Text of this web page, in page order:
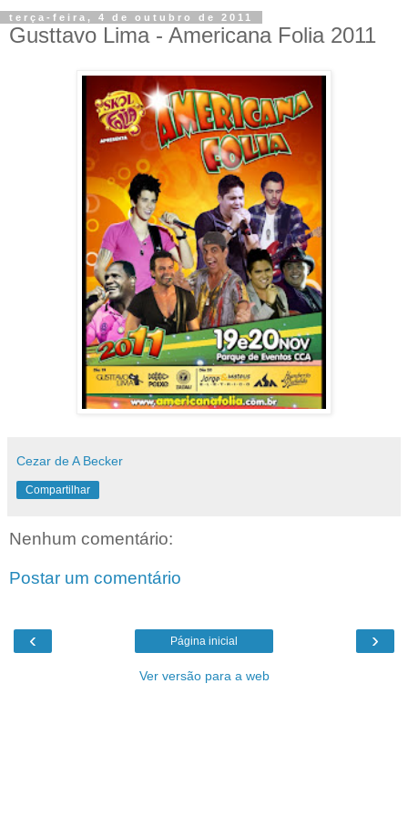
terça-feira, 4 de outubro de 2011
Gusttavo Lima - Americana Folia 2011
Cezar de A Becker
Compartilhar
Nenhum comentário:
Postar um comentário
‹ ›
Página inicial
Ver versão para a web